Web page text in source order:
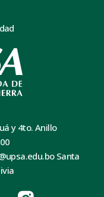
y 4to. Anillo
Santa